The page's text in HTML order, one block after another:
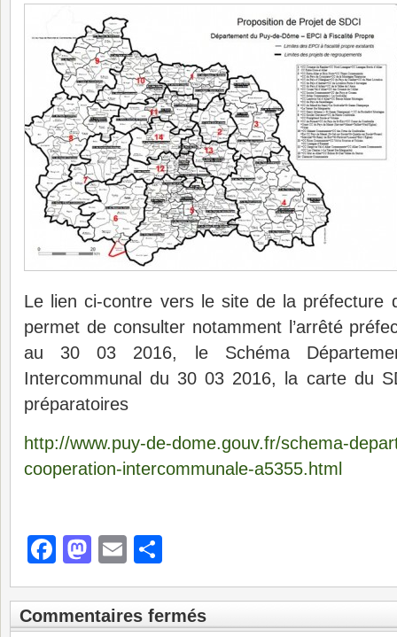
Le lien ci-contre vers le site de la préfecture
permet de consulter notamment l’arrêté
au 30 03 2016, le Schéma
Intercommunal du 30 03 2016, la carte du
préparatoires
http://www.puy-de-dome.gouv.fr/schema-
cooperation-intercommunale-a5355.html
Facebook
Mastodon
Email
Commentaires fermés